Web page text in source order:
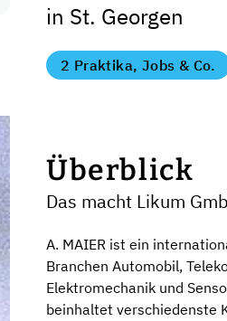
in St. Georgen
2 Praktika, Jobs & Co.
Überblick
Das macht Likum
A. MAIER ist ein
Branchen Automobil,
Elektromechanik und
beinhaltet verschiedenste